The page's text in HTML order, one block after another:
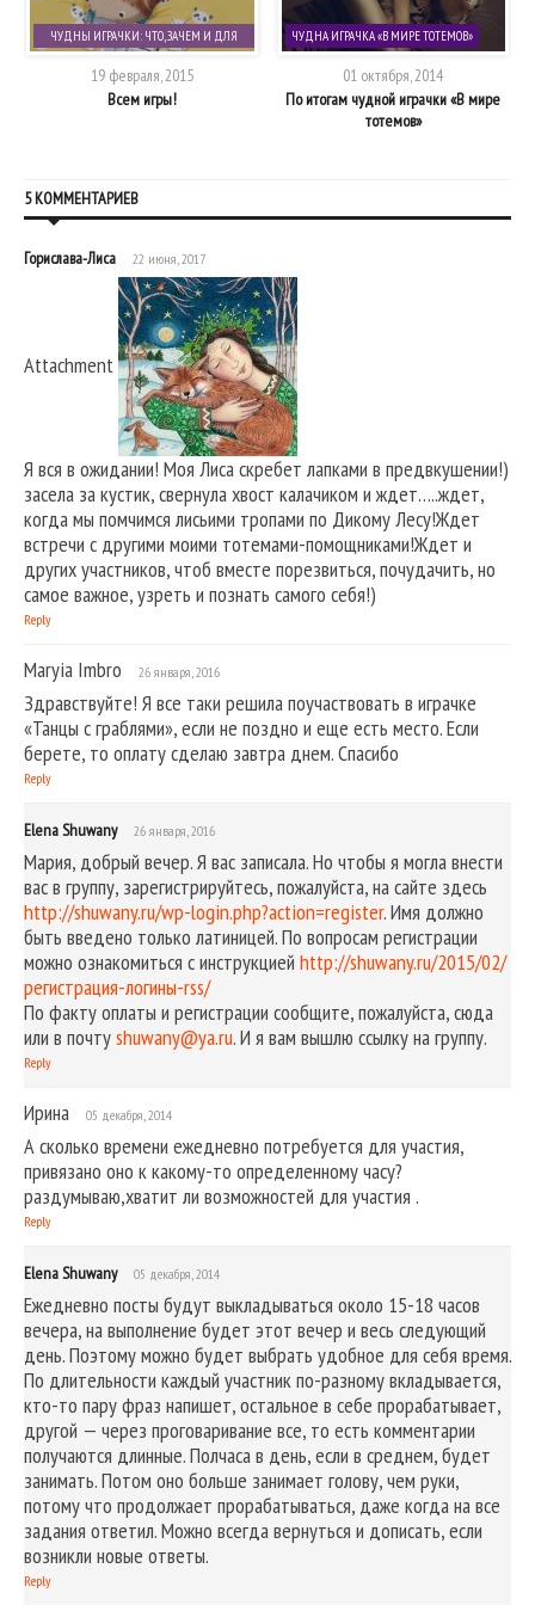
ЧУДНЫ ИГРАЧКИ: ЧТО, ЗАЧЕМ И ДЛЯ
19 февраля, 2015
Всем игры!
ЧУДНА ИГРАЧКА «В МИРЕ ТОТЕМОВ»
01 октября, 2014
По итогам чудной играчки «В мире
тотемов»
5 КОММЕНТАРИЕВ
Горислава-Лиса 22 июня, 2017
Attachment
Я вся в ожидании! Моя Лиса скребет лапками в предвкушении!)
засела за кустик, свернула хвост калачиком и ждет…..ждет,
когда мы помчимся лисьими тропами по Дикому Лесу!Ждет
встречи с другими моими тотемами-помощниками!Ждет и
других участников, чтоб вместе порезвиться, почудачить, но
самое важное, узреть и познать самого себя!)
Reply
Maryia Imbro 26 января, 2016
Здравствуйте! Я все таки решила поучаствовать в играчке
«Танцы с граблями», если не поздно и еще есть место. Если
берете, то оплату сделаю завтра днем. Спасибо
Reply
Elena Shuwany 26 января, 2016
Мария, добрый вечер. Я вас записала. Но чтобы я могла внести
вас в группу, зарегистрируйтесь, пожалуйста, на сайте здесь
http://shuwany.ru/wp-login.php?action=register. Имя должно
быть введено только латиницей. По вопросам регистрации
можно ознакомиться с инструкцией http://shuwany.ru/2015/02/
регистрация-логины-rss/
По факту оплаты и регистрации сообщите, пожалуйста, сюда
или в почтуshuwany@ya.ru. И я вам вышлю ссылку на группу.
Reply
Ирина 05 декабря, 2014
А сколько времени ежедневно потребуется для участия,
привязано оно к какому-то определенному часу?
раздумываю,хватит ли возможностей для участия .
Reply
Elena Shuwany 05 декабря, 2014
Ежедневно посты будут выкладываться около 15-18 часов
вечера, на выполнение будет этот вечер и весь следующий
день. Поэтому можно будет выбрать удобное для себя время.
По длительности каждый участник по-разному вкладывается,
кто-то пару фраз напишет, остальное в себе прорабатывает,
другой — через проговаривание все, то есть комментарии
получаются длинные. Полчаса в день, если в среднем, будет
занимать. Потом оно больше занимает голову, чем руки,
потому что продолжает прорабатываться, даже когда на все
задания ответил. Можно всегда вернуться и дописать, если
возникли новые ответы.
Reply